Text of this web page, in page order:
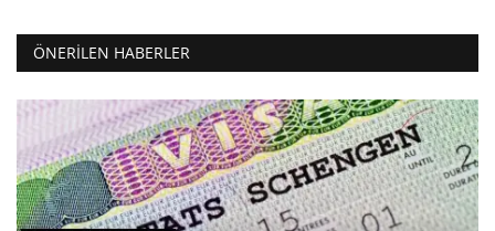
ÖNERILEN HABERLER